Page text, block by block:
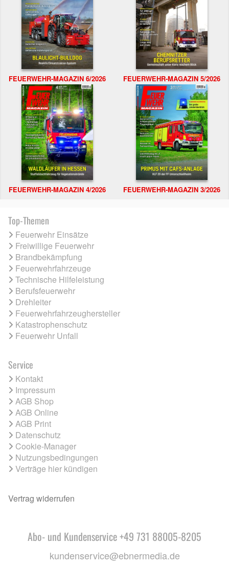
FEUERWEHR-MAGAZIN 6/2026 FEUERWEHR-MAGAZIN 5/2026
FEUERWEHR-MAGAZIN 4/2026 FEUERWEHR-MAGAZIN 3/2026
Top-Themen
Feuerwehr Einsätze
Freiwillige Feuerwehr
Brandbekämpfung
Feuerwehrfahrzeuge
Technische Hilfeleistung
Berufsfeuerwehr
Drehleiter
Feuerwehrfahrzeughersteller
Katastrophenschutz
Feuerwehr Unfall
Service
Kontakt
Impressum
AGB Shop
AGB Online
AGB Print
Datenschutz
Cookie-Manager
Nutzungsbedingungen
Verträge hier kündigen
Vertrag widerrufen
Abo- und Kundenservice +49 731 88005-8205
kundenservice@ebnermedia.de